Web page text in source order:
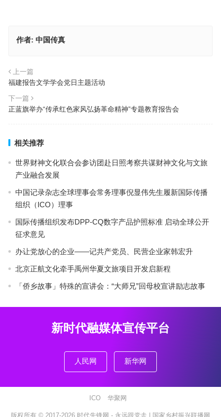
作者: 中国传真
上一篇
福建报告文学学会党日主题活动
下一篇
正蓝旗举办“传承红色家风弘扬革命精神”专题教育报告会
相关推荐
世界财神文化联合会参访团赴日照考察共谋财神文化与文旅
产业融合发展
中国记录杂志全球理事会常务理事倪显伟先生履新国际传播
组织（ICO）理事
国际传播组织发布DPP-CQ数字产品护照标准 启动全球公开
征求意见
办让党放心的企业——记共产党员、民营企业家韩宏升
北京正航文化牵手禹州华夏文旅项目开发启新程
「侨乡故事」特殊的宣讲会：“大师兄”回母校宣讲励志故事
新时代融媒体宣传平台
人民网 新华网
ICO 华聚网
版权所有 © 2017-2026 时代先锋网 - 永远跟党走 | 国家乡村振兴联播网